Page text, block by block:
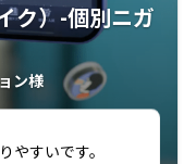
ク）-個別ニガ
ン様
役立っている。
やすいです。